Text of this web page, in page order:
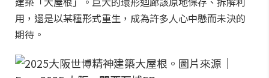
用，還是以某種形式重生，成為許多人心中懸而未決的
期待。